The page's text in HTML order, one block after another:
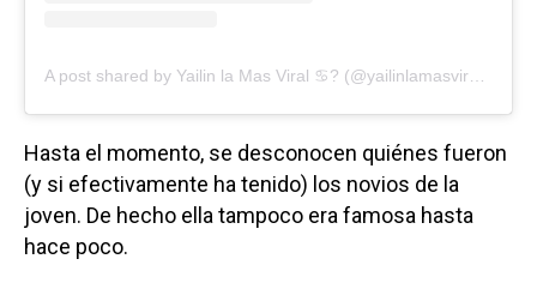
Hasta el momento, se desconocen quiénes fueron
(y si efectivamente ha tenido) los novios de la
joven. De hecho ella tampoco era famosa hasta
hace poco.